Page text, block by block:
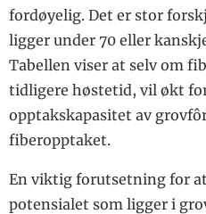
fordøyelig. Det er stor
ligger under 70 eller
Tabellen viser at selv om
tidligere høstetid, vil økt
opptakskapasitet av
fiberopptaket.
En viktig forutsetning for
potensialet som ligger i